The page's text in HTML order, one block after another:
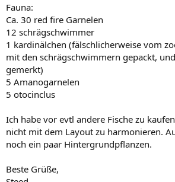
Fauna:
Ca. 30 red fire Garnelen
12 schrägschwimmer
1 kardinälchen (fälschlicherweise vom
mit den schrägschwimmern gepackt,
gemerkt)
5 Amanogarnelen
5 otocinclus
Ich habe vor evtl andere Fische zu
nicht mit dem Layout zu harmonieren.
noch ein paar Hintergrundpflanzen.
Beste Grüße,